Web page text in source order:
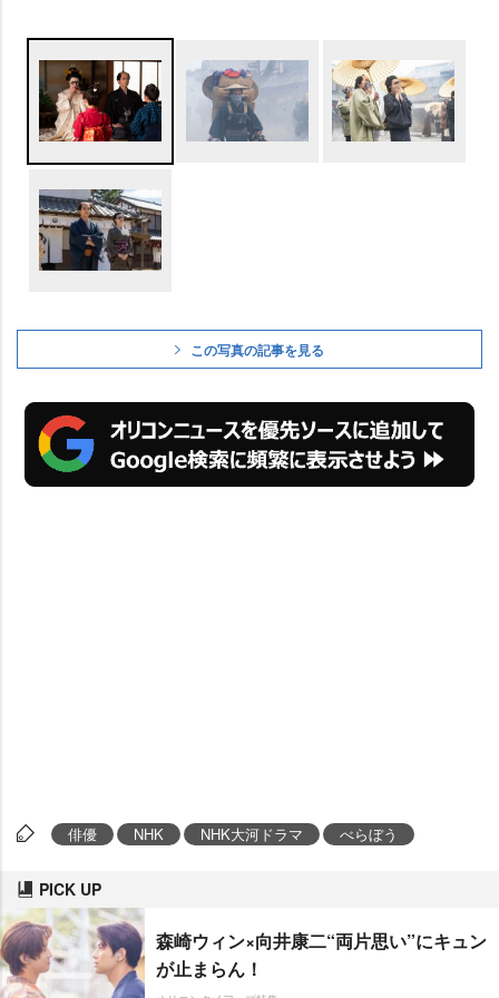
この写真の記事を見る
俳優 NHK NHK大河ドラマ べらぼう
PICK UP
森崎ウィン×向井康二“両片思い”にキュン
が止まらん！